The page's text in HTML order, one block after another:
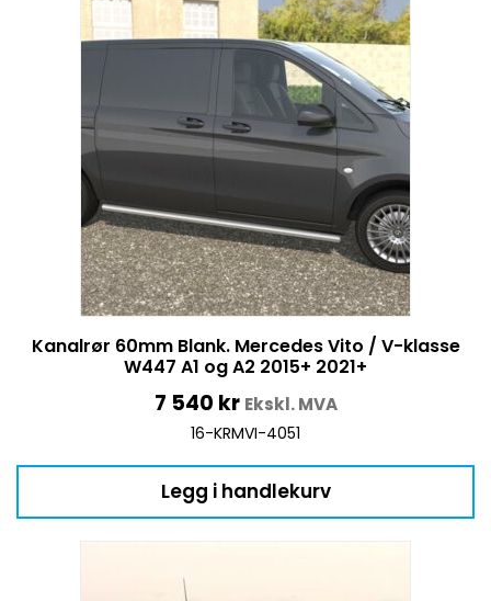
Kanalrør 60mm Blank. Mercedes Vito / V-klasse
W447 A1 og A2 2015+ 2021+
7 540 kr Ekskl. MVA
16-KRMVI-4051
Legg i handlekurv